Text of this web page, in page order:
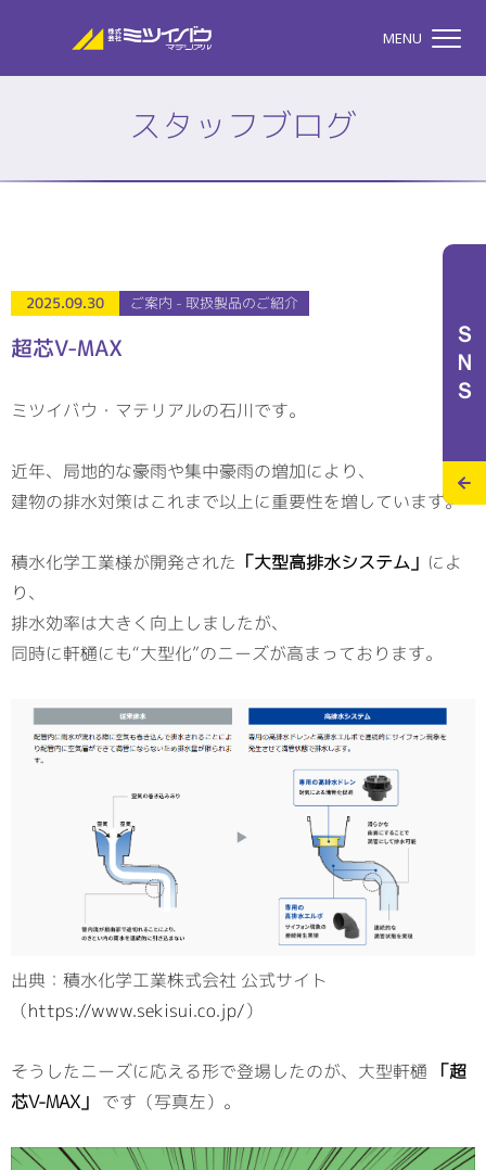
株式会社ミツイバウマテリア
MENU
私たちのこと
特設サイト
施工実績 スタッフブログ
メディアポリシー
RECRUITサイト
ＳＮＳ
スタッフブログ
2025.09.30 ご案内 - 取扱製品のご紹介
超芯V-MAX
ミツイバウ・マテリアルの石川です。
近年、局地的な豪雨や集中豪雨の増加により、
建物の排水対策はこれまで以上に重要性を増しています。
積水化学工業様が開発された 「大型高排水システム」 によ
り、
排水効率は大きく向上しましたが、
同時に軒樋にも“大型化”のニーズが高まっております。
出典：積水化学工業株式会社 公式サイト
（https://www.sekisui.co.jp/）
そうしたニーズに応える形で登場したのが、大型軒樋
「超
芯V-MAX」 です（写真左）。